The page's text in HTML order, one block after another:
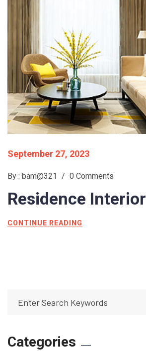
September 27, 2023
By : bam@321 / 0 Comments
Residence Interior
CONTINUE READING
Categories